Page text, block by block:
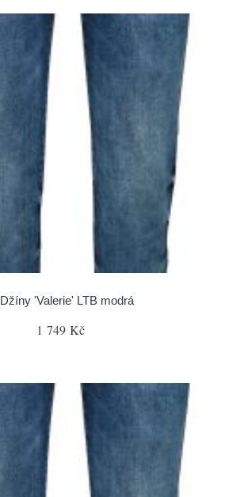
Džíny 'Valerie' LTB modrá
1 749 Kč